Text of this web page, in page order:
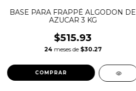
BASE PARA FRAPPÉ ALGODON DE
AZUCAR 3 KG
$515.93
24 meses de $30.27